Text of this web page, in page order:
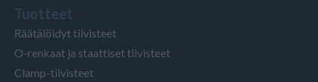
Tuotteet
Räätälöidyt tiivisteet
O-renkaat ja staattiset tiivisteet
Clamp-tiivisteet